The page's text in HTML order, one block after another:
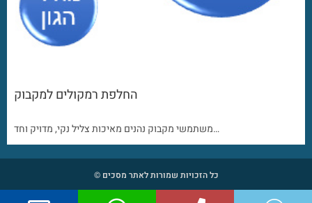
החלפת רמקולים למקבוק
משתמשי מקבוק נהנים מאיכות צליל נקי, מדויק וחד…
כל הזכויות שמורות לאתר מסכים ©